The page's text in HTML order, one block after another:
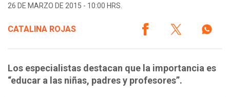
26 DE MARZO DE 2015 - 10:00 HRS.
CATALINA ROJAS
Los especialistas destacan que la importancia es
“educar a las niñas, padres y profesores”.